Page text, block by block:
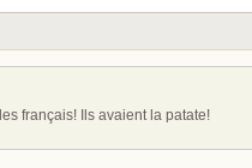
français! Ils avaient la patate!